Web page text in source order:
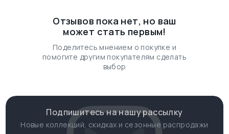
Отзывов пока нет, но ваш
может стать первым!
Поделитесь мнением о покупке и
помогите другим покупателям сделать
выбор
Подпишитесь на нашу рассылку
Новые коллекций, скидках и сезонные распродажи